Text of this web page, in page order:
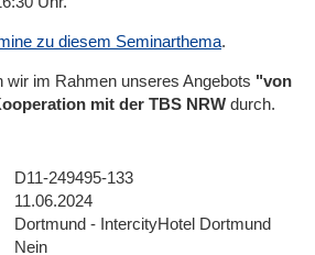
zu diesem Seminarthema.
wir im Rahmen unseres Angebots "von
mit der TBS NRW durch.
D11-249495-133
11.06.2024
Dortmund - IntercityHotel Dortmund
Nein